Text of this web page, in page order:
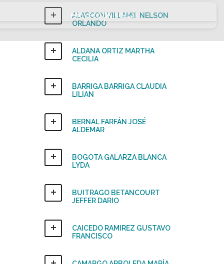
PROYECCIÓN SOCIAL
+
ALARCON VILLAMIL NELSON
ORLANDO
ALDANA ORTIZ MARTHA
CECILIA
BARRIGA BARRIGA CLAUDIA
LILIAN
BERNAL FARFÁN JOSÉ
ALDEMAR
BOGOTA GALARZA BLANCA
LYDA
BUITRAGO BETANCOURT
JEFFER DARIO
CAICEDO RAMIREZ GUSTAVO
FRANCISCO